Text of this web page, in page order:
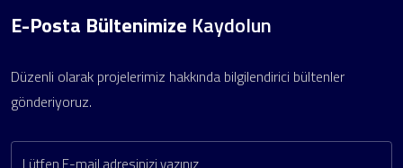
E-Posta Bültenimize Kaydolun
Düzenli olarak projelerimiz hakkında bilgilendirici bültenler
gönderiyoruz.